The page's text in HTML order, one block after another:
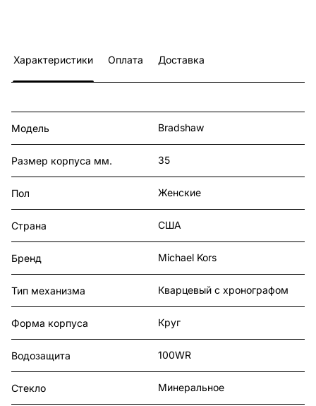
Характеристики Оплата Доставка
Модель Bradshaw
Размер корпуса мм. 35
Пол Женские
Страна США
Бренд Michael Kors
Тип механизма Кварцевый с хронографом
Форма корпуса Круг
Водозащита 100WR
Стекло Минеральное